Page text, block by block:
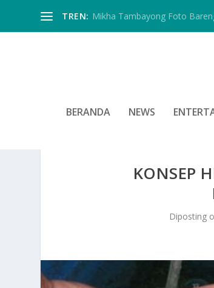
TREN: Mikha Tambayong Foto
BERANDA NEWS
KONSEP
Diposting